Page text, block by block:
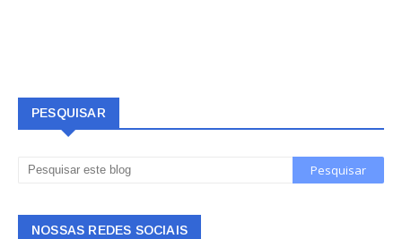
PESQUISAR
NOSSAS REDES SOCIAIS